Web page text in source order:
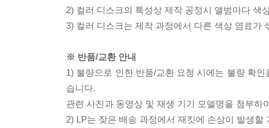
2) 컬러 디스크의 특성상 제작 공정시 앨범마다 색
3) 컬러 디스크는 제작 과정에서 다른 색상 염료가
※ 반품/교환 안내
1) 불량으로 인한 반품/교환 요청 시에는 불량 확
습니다.
관련 사진과 동영상 및 재생 기기 모델명을 첨부하
2) LP는 잦은 배송 과정에서 재킷에 손상이 발생